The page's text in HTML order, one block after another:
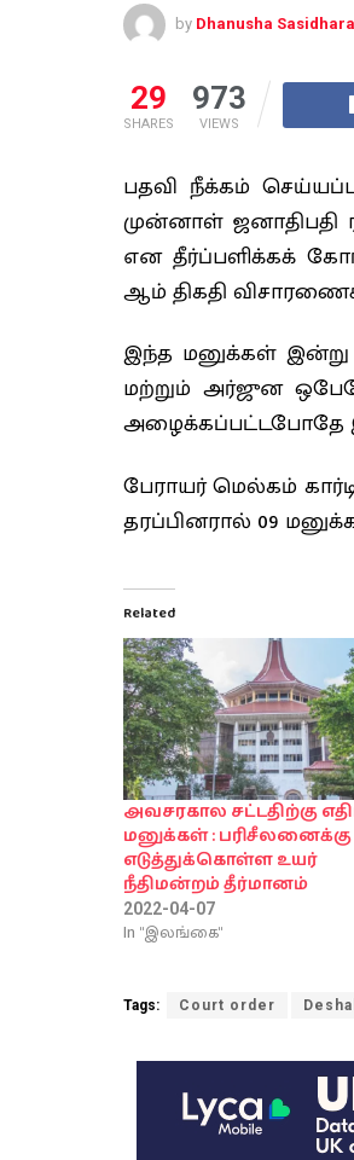
by Dhanusha
29
SHARES
973
VIEWS
பதவி நீக்கம்
முன்னாள் ஜனாதிபதி
என தீர்ப்பளிக்கக்
ஆம் திகதி
இந்த மனுக்கள் இன்று
மற்றும் அர்ஜுன
அழைக்கப்பட்டபோதே
பேராயர் மெல்கம்
தரப்பினரால் 09
Related
அவசரகால சட்டதிற்கு
மனுக்கள் : பரிசீலனைக்கு
எடுத்துக்கொள்ள உயர்
நீதிமன்றம் தீர்மானம்
2022-04-07
In "இலங்கை"
Tags: Court order